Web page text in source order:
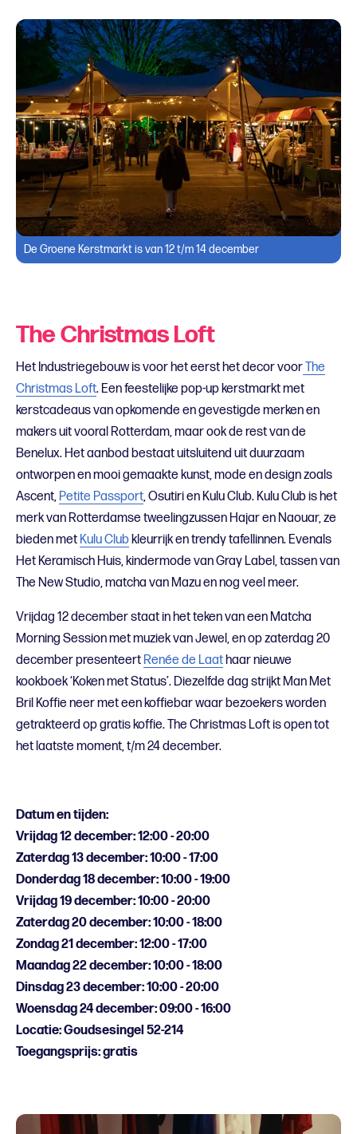
De Groene Kerstmarkt is van 12 t/m 14 december
The Christmas Loft
Het Industriegebouw is voor het eerst het decor voorThe
Christmas Loft. Een feestelijke pop-up kerstmarkt met
kerstcadeaus van opkomende en gevestigde merken en
makers uit vooral Rotterdam, maar ook de rest van de
Benelux. Het aanbod bestaat uitsluitend uit duurzaam
ontworpen en mooi gemaakte kunst, mode en design zoals
Ascent, Petite Passport, Osutiri en Kulu Club. Kulu Club is het
merk van Rotterdamse tweelingzussen Hajar en Naouar, ze
bieden met Kulu Club kleurrijk en trendy tafellinnen. Evenals
Het Keramisch Huis, kindermode van Gray Label, tassen van
The New Studio, matcha van Mazu en nog veel meer.
Vrijdag 12 december staat in het teken van een Matcha
Morning Session met muziek van Jewel, en op zaterdag 20
december presenteert Renée de Laat haar nieuwe
kookboek ‘Koken met Status’. Diezelfde dag strijkt Man Met
Bril Koffie neer met een koffiebar waar bezoekers worden
getrakteerd op gratis koffie. The Christmas Loft is open tot
het laatste moment, t/m 24 december.
Datum en tijden:
Vrijdag 12 december: 12:00 - 20:00
Zaterdag 13 december: 10:00 - 17:00
Donderdag 18 december: 10:00 - 19:00
Vrijdag 19 december: 10:00 - 20:00
Zaterdag 20 december: 10:00 - 18:00
Zondag 21 december: 12:00 - 17:00
Maandag 22 december: 10:00 - 18:00
Dinsdag 23 december: 10:00 - 20:00
Woensdag 24 december: 09:00 - 16:00
Locatie: Goudsesingel 52-214
Toegangsprijs: gratis